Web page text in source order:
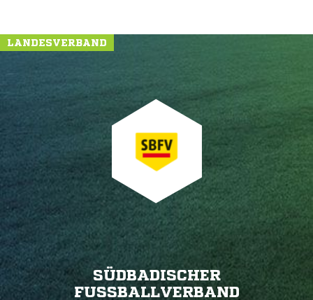
LANDESVERBAND
SÜDBADISCHER
FUSSBALLVERBAND